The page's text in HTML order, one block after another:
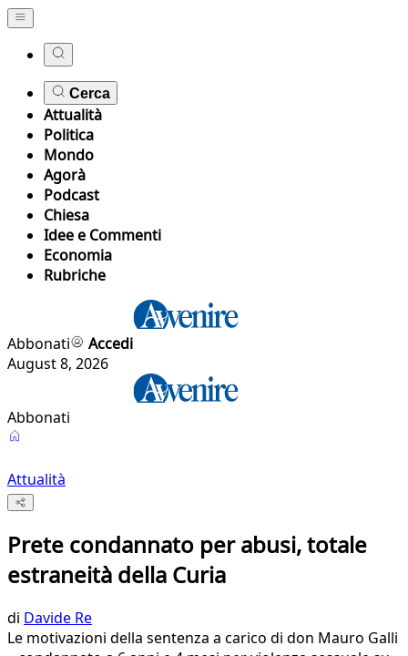
Cerca
Attualità
Politica
Mondo
Agorà
Podcast
Chiesa
Idee e Commenti
Economia
Rubriche
Abbonati
Accedi
August 8, 2026
Abbonati
Attualità
Prete condannato per abusi, totale
estraneità della Curia
di Davide Re
Le motivazioni della sentenza a carico di don Mauro Galli